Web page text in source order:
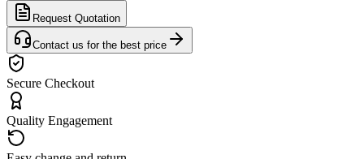
Request Quotation
Contact us for the best price
Secure Checkout
Quality Engagement